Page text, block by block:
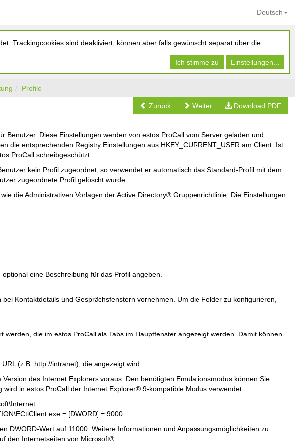
Trackingcookies sind deaktiviert, können aber falls gewünscht separat über die
Ich stimme zu
Einstellungen...
Deutsch
Profile
Zurück Weiter Download PDF
Benutzer. Diese Einstellungen werden von estos ProCall vom Server geladen und
die entsprechenden Registry Einstellungen aus HKEY_CURRENT_USER am Client. Ist
ProCall schreibgeschützt.
kein Profil zugeordnet, so verwendet er automatisch das Standard-Profil mit dem
zugeordnete Profil gelöscht wurde.
die Administrativen Vorlagen der Active Directory® Gruppenrichtlinie. Die Einstellungen
eine Beschreibung für das Profil angeben.
Kontaktdetails und Gesprächsfenstern vornehmen. Um die Felder zu konfigurieren,
die im estos ProCall als Tabs im Hauptfenster angezeigt werden. Damit können
(z.B. http://intranet), die angezeigt wird.
des Internet Explorers voraus. Den benötigten Emulationsmodus können Sie
in estos ProCall der Internet Explorer® 9-kompatible Modus verwendet:
= [DWORD] = 9000
DWORD-Wert auf 11000. Weitere Informationen und Anpassungsmöglichkeiten zu
den Internetseiten von Microsoft®.